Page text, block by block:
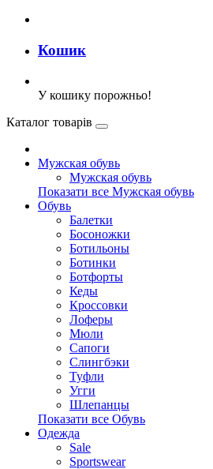
Кошик
У кошику порожньо!
Каталог товарів
Мужская обувь
Мужская обувь
Показати все Мужская обувь
Обувь
Балетки
Босоножки
Ботильоны
Ботинки
Ботфорты
Кеды
Кроссовки
Лоферы
Мюли
Сапоги
Слингбэки
Туфли
Угги
Шлепанцы
Показати все Обувь
Одежда
Sale
Sportswear